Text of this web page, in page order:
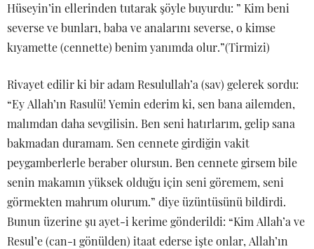
Hüseyin’in ellerinden tutarak şöyle buyurdu: ” Kim beni
severse ve bunları, baba ve analarını severse, o kimse
kıyamette (cennette) benim yanımda olur.”(Tirmizi)
Rivayet edilir ki bir adam Resulullah’a (sav) gelerek sordu:
“Ey Allah’ın Rasulü! Yemin ederim ki, sen bana ailemden,
malımdan daha sevgilisin. Ben seni hatırlarım, gelip sana
bakmadan duramam. Sen cennete girdiğin vakit
peygamberlerle beraber olursun. Ben cennete girsem bile
senin makamın yüksek olduğu için seni göremem, seni
görmekten mahrum olurum.” diye üzüntüsünü bildirdi.
Bunun üzerine şu ayet-i kerime gönderildi: “Kim Allah’a ve
Resul’e (can-ı gönülden) itaat ederse işte onlar, Allah’ın